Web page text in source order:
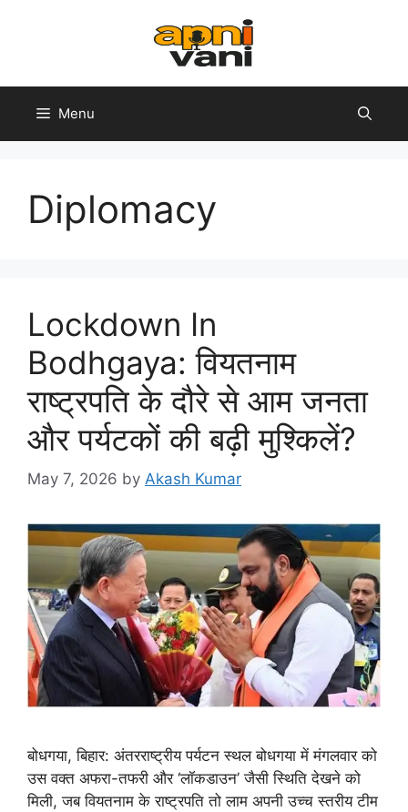
Menu
Diplomacy
Lockdown In
Bodhgaya: वियतनाम
राष्ट्रपति के दौरे से आम जनता
और पर्यटकों की बढ़ी मुश्किलें?
May 7, 2026 by Akash Kumar
बोधगया, बिहार: अंतरराष्ट्रीय पर्यटन स्थल बोधगया में मंगलवार को
उस वक्त अफरा-तफरी और ‘लॉकडाउन’ जैसी स्थिति देखने को
मिली, जब वियतनाम के राष्ट्रपति तो लाम अपनी उच्च स्तरीय टीम